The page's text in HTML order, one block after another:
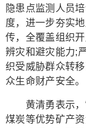
隐患点监测人员
度，进一步夯实
传，全覆盖组织
辨灾和避灾能力;
织受威胁群众转
众生命财产安全。
黄清勇表示，“
煤炭等优势矿产